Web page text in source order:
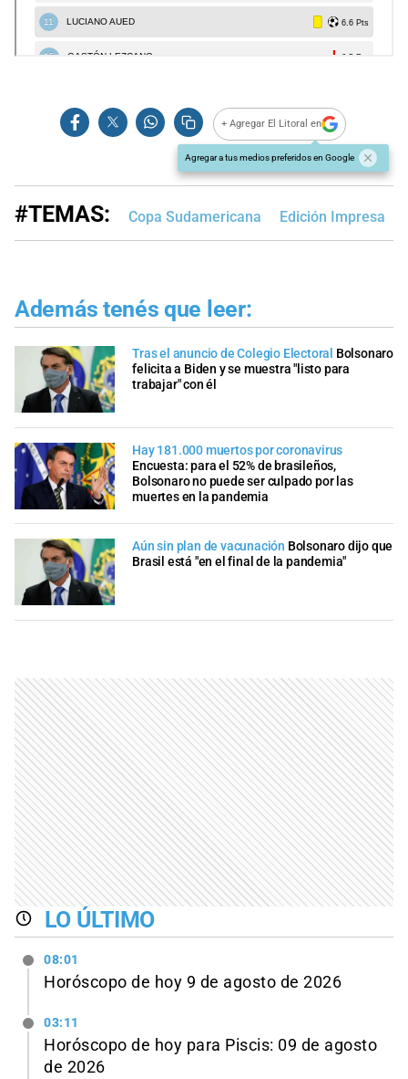
+ Agregar El Litoral en
Agregar a tus medios preferidos en Google
#TEMAS: Copa Sudamericana Edición Impresa
Además tenés que leer:
Tras el anuncio de Colegio Electoral Bolsonaro
felicita a Biden y se muestra "listo para
trabajar" con él
Hay 181.000 muertos por coronavirus
Encuesta: para el 52% de brasileños,
Bolsonaro no puede ser culpado por las
muertes en la pandemia
Aún sin plan de vacunación Bolsonaro dijo que
Brasil está "en el final de la pandemia"
LO ÚLTIMO
08:01
Horóscopo de hoy 9 de agosto de 2026
03:11
Horóscopo de hoy para Piscis: 09 de agosto
de 2026